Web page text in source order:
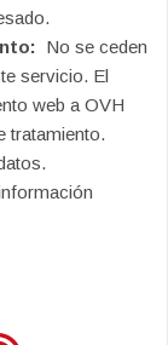
No se ceden
servicio. El
web a OVH
tratamiento.